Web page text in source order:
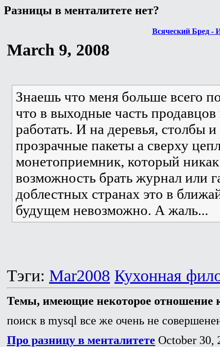
Разницы в менталитете нет?
Всяческий Бред -
March 9, 2008
Знаешь что меня больше всего
что в выходные часть
работать. И на деревья, столбы
прозрачные пакеты а сверху
монетоприемник, который никак
возможность брать журнал или
доблестных странах это в
будущем невозможно. А жаль...
Тэги: Mar2008 Кухонная
Темы, имеющие некоторое отношение
поиск в mysql все же очень не
Про разницу в менталитете October 30,